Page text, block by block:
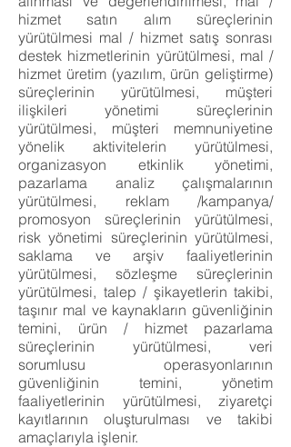
hizmet satın alım süreçlerinin
yürütülmesi mal / hizmet satış sonrası
destek hizmetlerinin yürütülmesi, mal /
hizmet üretim (yazılım, ürün geliştirme)
süreçlerinin yürütülmesi, müşteri
ilişkileri yönetimi süreçlerinin
yürütülmesi, müşteri memnuniyetine
yönelik aktivitelerin yürütülmesi,
organizasyon etkinlik yönetimi,
pazarlama analiz çalışmalarının
yürütülmesi, reklam /kampanya/
promosyon süreçlerinin yürütülmesi,
risk yönetimi süreçlerinin yürütülmesi,
saklama ve arşiv faaliyetlerinin
yürütülmesi, sözleşme süreçlerinin
yürütülmesi, talep / şikayetlerin takibi,
taşınır mal ve kaynakların güvenliğinin
temini, ürün / hizmet pazarlama
süreçlerinin yürütülmesi, veri
sorumlusu operasyonlarının
güvenliğinin temini, yönetim
faaliyetlerinin yürütülmesi, ziyaretçi
kayıtlarının oluşturulması ve takibi
amaçlarıyla işlenir.